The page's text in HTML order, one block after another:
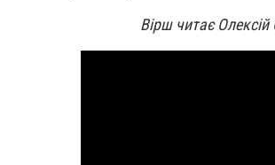
Вірш читає Олексій